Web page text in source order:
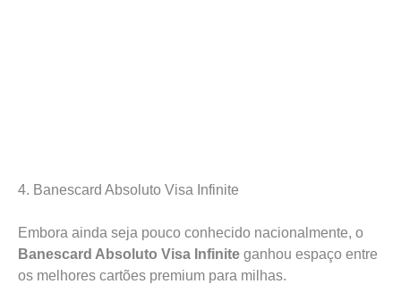
4. Banescard Absoluto Visa Infinite
Embora ainda seja pouco conhecido nacionalmente, o
Banescard Absoluto Visa Infinite ganhou espaço entre
os melhores cartões premium para milhas.